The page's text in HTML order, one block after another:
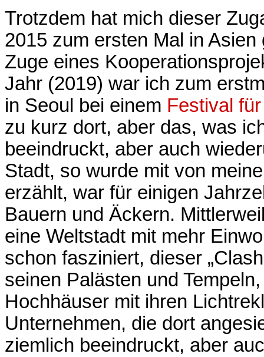
Trotzdem hat mich dieser
2015 zum ersten Mal in
Zuge eines
Jahr (2019) war ich zum
in Seoul bei einem Festival
zu kurz dort, aber das, was
beeindruckt, aber auch
Stadt, so wurde mit von
erzählt, war für einigen
Bauern und Äckern.
eine Weltstadt mit mehr
schon fasziniert, dieser
seinen Palästen und
Hochhäuser mit ihren
Unternehmen, die dort
ziemlich beeindruckt, aber